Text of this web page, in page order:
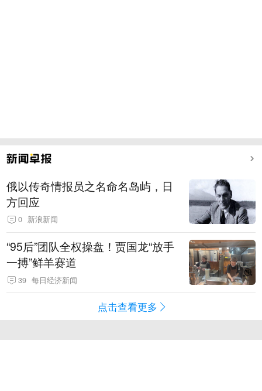
俄以传奇情报员之名命名岛屿，日
方回应
0 新浪新闻
“95后”团队全权操盘！贾国龙“放手
一搏”鲜羊赛道
39 每日经济新闻
点击查看更多